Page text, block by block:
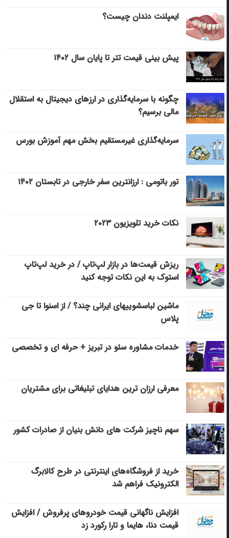
ایمپلنت دندان چیست؟
پیش بینی قیمت تتر تا پایان سال ۱۴۰۲
چگونه با سرمایه‌گذاری در ارزهای دیجیتال به استقلال
مالی برسیم؟
سرمایه‌گذاری غیرمستقیم بخش مهم آموزش بورس
تور باتومی : ارزانترین سفر خارجی در تابستان ۱۴۰۲
نکات خرید تلویزیون ۲۰۲۳
ریزش قیمت‌ها در بازار لپ‌تاپ / در خرید لپ‌تاپ
استوک به این نکات توجه کنید
ماشین لباسشویی‎های ایرانی چند؟ / از اسنوا تا جی
پلاس
خدمات مشاوره سئو در تبریز + حرفه ای و تخصصی
معرفی ارزان ترین هدایای تبلیغاتی برای مشتریان
سهم ناچیز شرکت های دانش بنیان از صادرات کشور
خرید از فروشگاه‌های اینترنتی در طرح کالابرگ
الکترونیک فراهم شد
افزایش ناگهانی قیمت خودروهای پرفروش / افزایش
قیمت دنا، هایما و تارا رکورد زد